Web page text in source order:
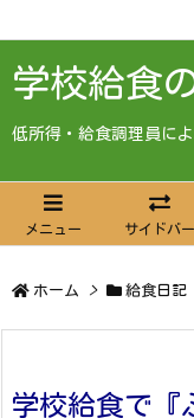
学校給食
低所得・給食調理員に
メニュー サイドバー
ホーム > 給食日記
学校給食で『